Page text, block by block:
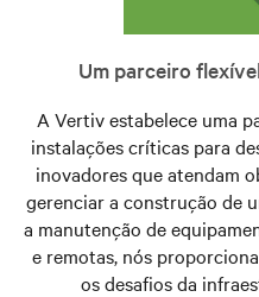
Um parceiro
A Vertiv estabelece uma
instalações críticas para
inovadores que atendam
gerenciar a construção de
a manutenção de
e remotas, nós
os desafios da